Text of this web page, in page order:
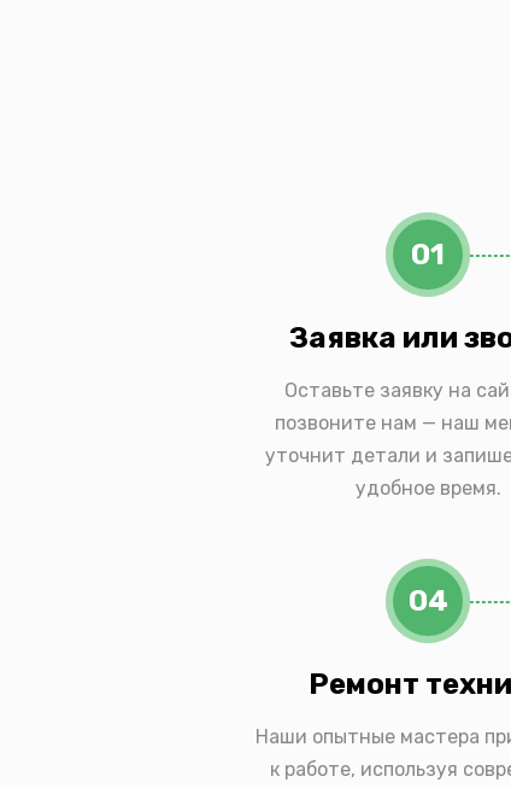
01
Заявка или
Оставьте заявку на
позвоните нам — наш
уточнит детали и
удобное время.
04
Ремонт
Наши опытные мастера
к работе, используя